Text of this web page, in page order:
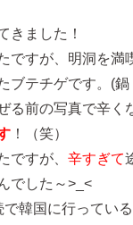
きました！
ですが、明洞を満
ブテチゲです。(
る前の写真で辛く
！（笑）
ですが、 辛すぎて
でした～>_<
韓国に行ってい